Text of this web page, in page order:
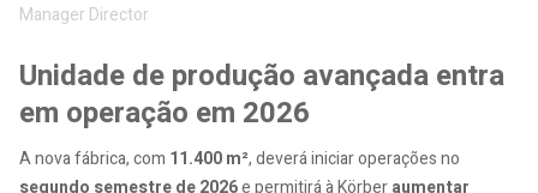
Manager Director
Unidade de produção avançada entra
em operação em 2026
A nova fábrica, com 11.400 m², deverá iniciar operações no
segundo semestre de 2026e permitirá à Körberaumentar